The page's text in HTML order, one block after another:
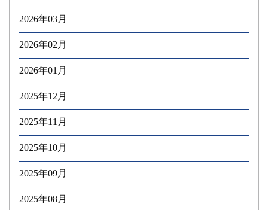
2026年03月
2026年02月
2026年01月
2025年12月
2025年11月
2025年10月
2025年09月
2025年08月